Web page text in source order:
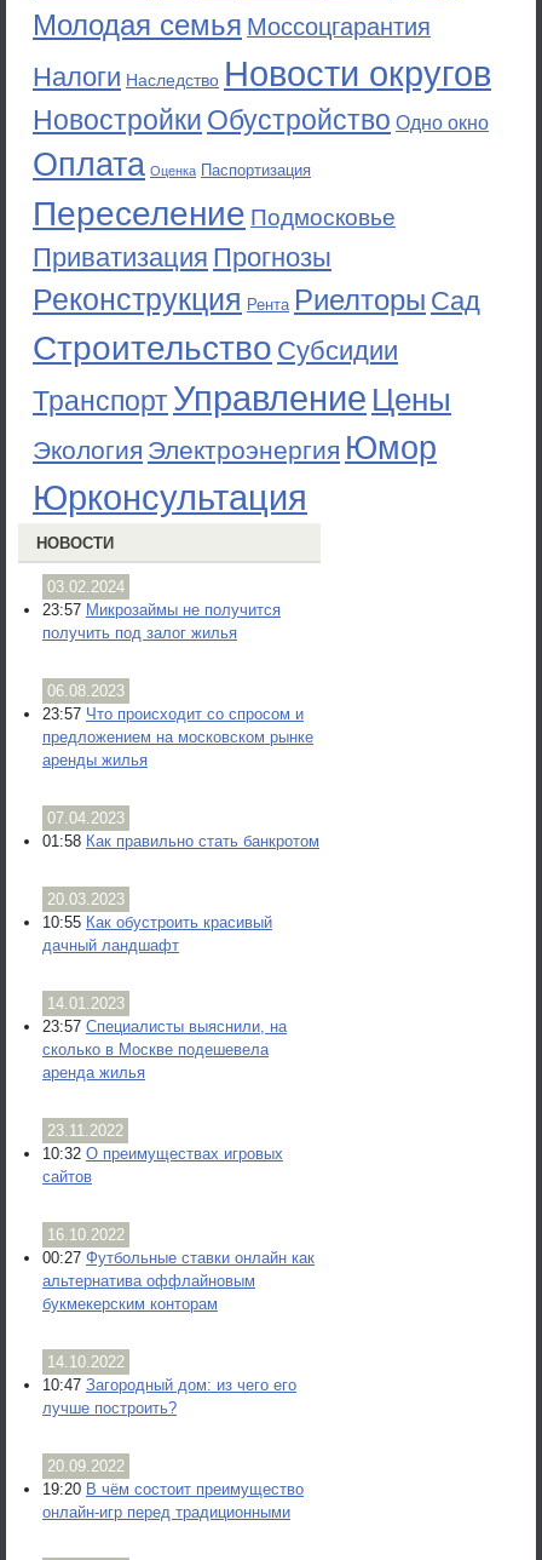
Молодая семья Моссоцгарантия
Налоги Наследство Новости округов
Новостройки Обустройство Одно окно
Оплата Оценка Паспортизация
Переселение Подмосковье
Приватизация Прогнозы
Реконструкция Рента Риелторы Сад
Строительство Субсидии
ТранспортУправление Цены
Экология Электроэнергия Юмор
Юрконсультация
НОВОСТИ
03.02.2024
23:57 Микрозаймы не получится
получить под залог жилья
06.08.2023
23:57 Что происходит со спросом и
предложением на московском рынке
аренды жилья
07.04.2023
01:58 Как правильно стать банкротом
20.03.2023
10:55 Как обустроить красивый
дачный ландшафт
14.01.2023
23:57 Специалисты выяснили, на
сколько в Москве подешевела
аренда жилья
23.11.2022
10:32 О преимуществах игровых
сайтов
16.10.2022
00:27 Футбольные ставки онлайн как
альтернатива оффлайновым
букмекерским конторам
14.10.2022
10:47 Загородный дом: из чего его
лучше построить?
20.09.2022
19:20 В чём состоит преимущество
онлайн-игр перед традиционными